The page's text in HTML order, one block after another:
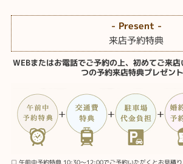
- Present -
来店予約特典
WEBまたはお電話でご予約の上、初めてご来店
つの予約来店特典プレゼント
□ 午前中予約特典 10:30～12:00でご予約いただくとお見積